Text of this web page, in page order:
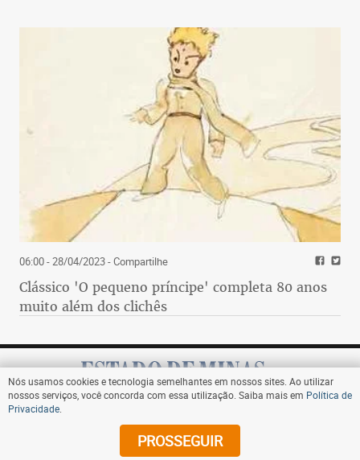
06:00 - 28/04/2023- Compartilhe
Clássico 'O pequeno príncipe' completa 80 anos
muito além dos clichês
Assine
Nós usamos cookies e tecnologia semelhantes em nossos sites. Ao utilizar
nossos serviços, você concorda com essa utilização. Saiba mais em Política de
Privacidade
PROSSEGUIR